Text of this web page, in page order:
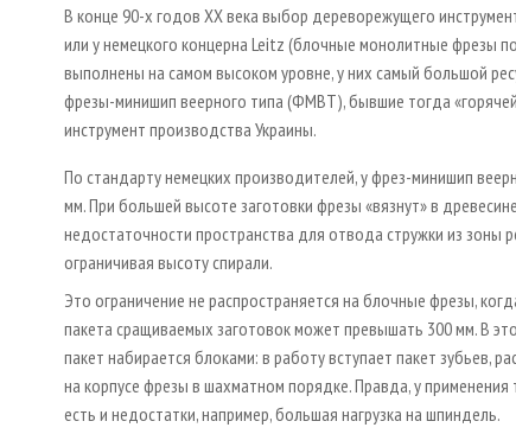
В конце 90-х годов ХХ века выбор дереворежущего
или у немецкого концерна Leitz (блочные монолитные фрезы
выполнены на самом высоком уровне, у них самый большой
фрезы-минишип веерного типа (ФМВТ), бывшие тогда
инструмент производства Украины.
По стандарту немецких производителей, у фрез-минишип
мм. При большей высоте заготовки фрезы «вязнут» в
недостаточности пространства для отвода стружки из зоны
ограничивая высоту спирали.
Это ограничение не распространяется на блочные фрезы,
пакета сращиваемых заготовок может превышать 300 мм. В
пакет набирается блоками: в работу вступает пакет зубьев,
на корпусе фрезы в шахматном порядке. Правда, у применения
есть и недостатки, например, большая нагрузка на шпиндель.